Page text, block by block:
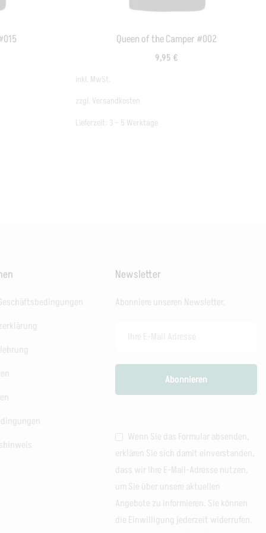
Queen of the Camper #002
9,95 €
inkl. MwSt.
zzgl. Versandkosten
Lieferzeit: 3 - 5 Werktage
Newsletter
Abonniere unseren Newsletter.
Wenn Sie das Formular absenden,
erklären Sie sich damit einverstanden,
dass wir Ihre E-Mail-Adresse nutzen,
um Sie über unsere aktuellen
Angebote zu informieren. Sie können
die Einwilligung jederzeit widerrufen.